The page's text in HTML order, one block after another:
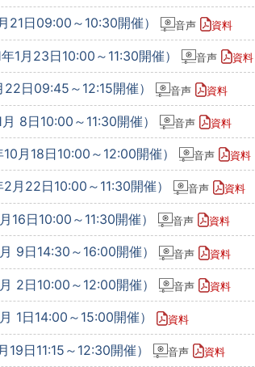
21日09:00～10:30開催） 音声 資料
1月23日10:00～11:30開催） 音声 資料
日09:45～12:15開催） 音声 資料
8日10:00～11:30開催） 音声 資料
月18日10:00～12:00開催） 音声 資料
月22日10:00～11:30開催） 音声 資料
16日10:00～11:30開催） 音声 資料
9日14:30～16:00開催） 音声 資料
2日10:00～12:00開催） 音声 資料
1日14:00～15:00開催） 資料
日11:15～12:30開催） 音声 資料